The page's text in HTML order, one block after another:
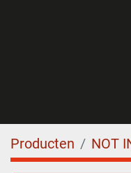
Producten NOT